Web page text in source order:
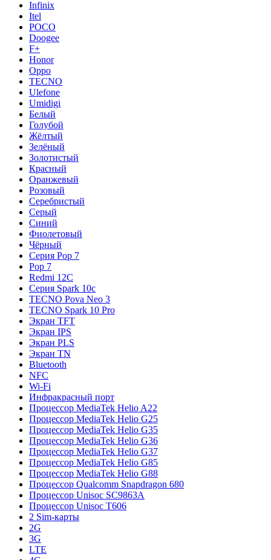
Infinix
Itel
POCO
Doogee
F+
Honor
Oppo
TECNO
Ulefone
Umidigi
Белый
Голубой
Жёлтый
Зелёный
Золотистый
Красный
Оранжевый
Розовый
Серебристый
Серый
Синий
Фиолетовый
Чёрный
Серия Pop 7
Pop 7
Redmi 12C
Серия Spark 10c
TECNO Pova Neo 3
TECNO Spark 10 Pro
Экран TFT
Экран IPS
Экран PLS
Экран TN
Bluetooth
NFC
Wi-Fi
Инфракрасный порт
Процессор MediaTek Helio A22
Процессор MediaTek Helio G25
Процессор MediaTek Helio G35
Процессор MediaTek Helio G36
Процессор MediaTek Helio G37
Процессор MediaTek Helio G85
Процессор MediaTek Helio G88
Процессор Qualcomm Snapdragon 680
Процессор Unisoc SC9863A
Процессор Unisoc T606
2 Sim-карты
2G
3G
LTE